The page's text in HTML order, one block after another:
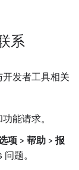
系
发者工具相关
能请求。
项 > 帮助 > 报
题。